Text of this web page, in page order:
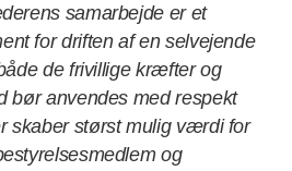
samarbejde er et
for driften af en selvejende
de frivillige kræfter og
bør anvendes med respekt
skaber størst mulig værdi for
og